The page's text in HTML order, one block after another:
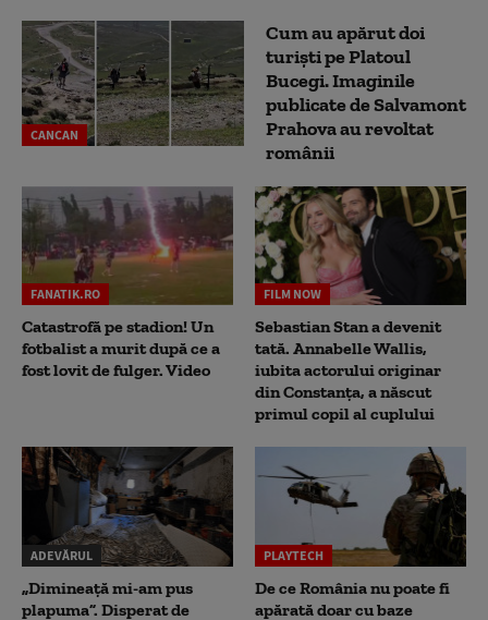
CANCAN
Cum au apărut doi
turiști pe Platoul
Bucegi. Imaginile
publicate de Salvamont
Prahova au revoltat
românii
FANATIK.RO
Catastrofă pe stadion! Un
fotbalist a murit după ce a
fost lovit de fulger. Video
FILM NOW
Sebastian Stan a devenit
tată. Annabelle Wallis,
iubita actorului originar
din Constanța, a născut
primul copil al cuplului
ADEVĂRUL
„Dimineață mi-am pus
plapuma”. Disperat de
PLAYTECH
De ce România nu poate fi
apărată doar cu baze